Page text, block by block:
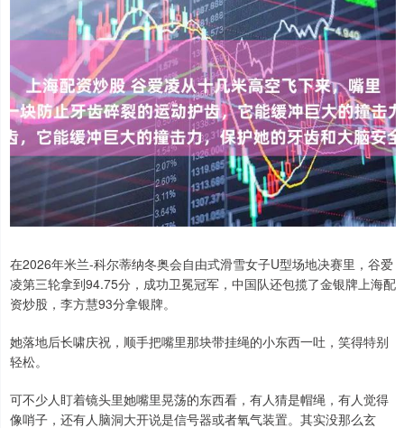
在2026年米兰-科尔蒂纳冬奥会自由式滑雪女子U型场地决赛里，谷爱
凌第三轮拿到94.75分，成功卫冕冠军，中国队还包揽了金银牌上海配
资炒股，李方慧93分拿银牌。
她落地后长啸庆祝，顺手把嘴里那块带挂绳的小东西一吐，笑得特别
轻松。
可不少人盯着镜头里她嘴里晃荡的东西看，有人猜是帽绳，有人觉得
像哨子，还有人脑洞大开说是信号器或者氧气装置。其实没那么玄